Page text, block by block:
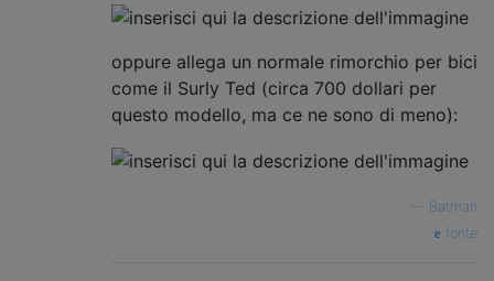
oppure allega un normale rimorchio per bici
come il Surly Ted (circa 700 dollari per
questo modello, ma ce ne sono di meno):
Batman
fonte